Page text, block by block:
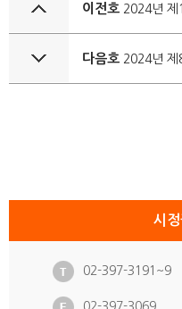
이전호 2024년 제
다음호 2024년 제
시
02-397-3191~9
02-397-3069